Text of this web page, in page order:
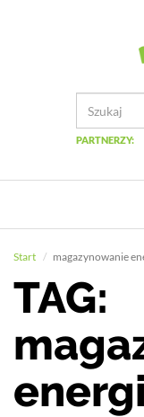
PARTNERZY:
Start magazynowanie
TAG: